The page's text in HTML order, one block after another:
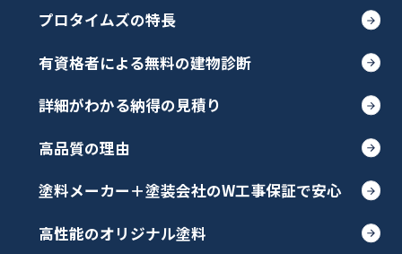
プロタイムズの特長
有資格者による無料の建物診断
詳細がわかる納得の見積り
高品質の理由
塗料メーカー＋塗装会社のW工事保証で安心
高性能のオリジナル塗料